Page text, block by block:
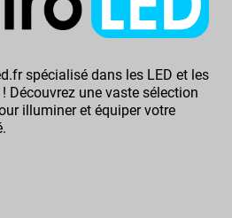
spécialisé dans les LED et les
Découvrez une vaste sélection
illuminer et équiper votre